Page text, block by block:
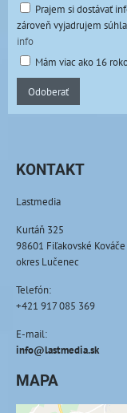
Prajem si dostávať
zároveň vyjadrujem
info
Mám viac ako 16
Odoberať
KONTAKT
Lastmedia
Kurtáň 325
98601 Fiľakovské Kováče
okres Lučenec
Telefón:
+421 917 085 369
E-mail:
info@lastmedia.sk
MAPA